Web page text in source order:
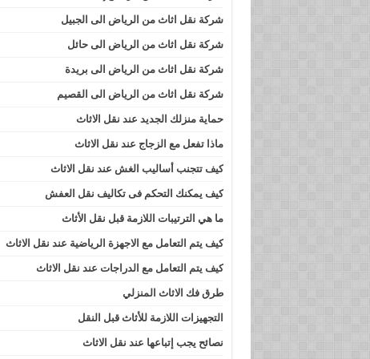
شركة نقل اثاث من الرياض الى الجبيل
شركة نقل اثاث من الرياض الى حائل
شركة نقل اثاث من الرياض الى بريدة
شركة نقل اثاث من الرياض الى القصيم
حماية منزلك الجديد عند نقل الاثاث
ماذا تفعل مع الزجاج عند نقل الاثاث
كيف تتجنب أساليب الغش عند نقل الاثاث
كيف يمكنك التحكم فى تكاليف نقل العفش
ما هي الترتيبات اللازمة قبل نقل الأثاث
كيف يتم التعامل مع الاجهزة الرياضية عند نقل الاثاث
كيف يتم التعامل مع الدراجات عند نقل الاثاث
طرق فك الاثاث المنزلي
التجهيزات اللازمة للأثاث قبل النقل
نصائح يجب إتباعها عند نقل الاثاث